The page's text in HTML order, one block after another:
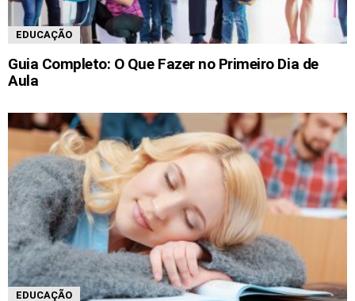
EDUCAÇÃO
Guia Completo: O Que Fazer no Primeiro Dia de
Aula
EDUCAÇÃO